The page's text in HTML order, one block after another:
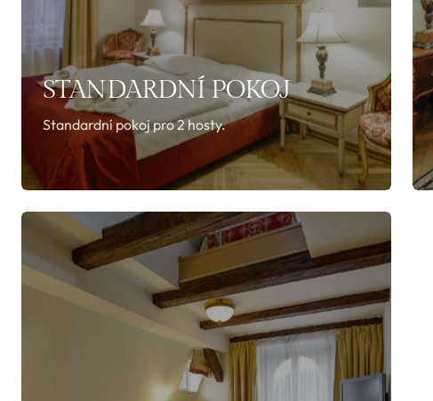
STANDARDNÍ POKOJ
Standardní pokoj pro 2 hosty.